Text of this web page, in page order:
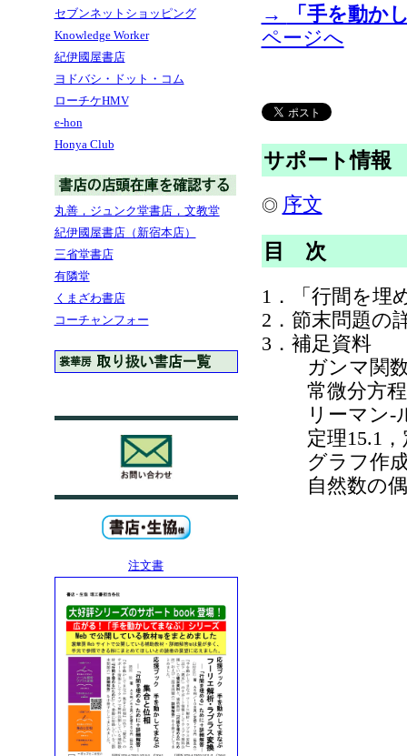
セブンネットショッピング
Knowledge Worker
紀伊國屋書店
ヨドバシ・ドット・コム
ローチケHMV
e-hon
Honya Club
丸善，ジュンク堂書店，文教堂
紀伊國屋書店（新宿本店）
三省堂書店
有隣堂
くまざわ書店
コーチャンフォー
注文書
→
「手を動か
ページへ
サポート情報
◎ 序文
目 次
1．「行間を埋
2．節末問題の
3．補足資料
ガンマ関
常微分方程
リーマン-ル
定理15.1，
グラフ作成
自然数の偶